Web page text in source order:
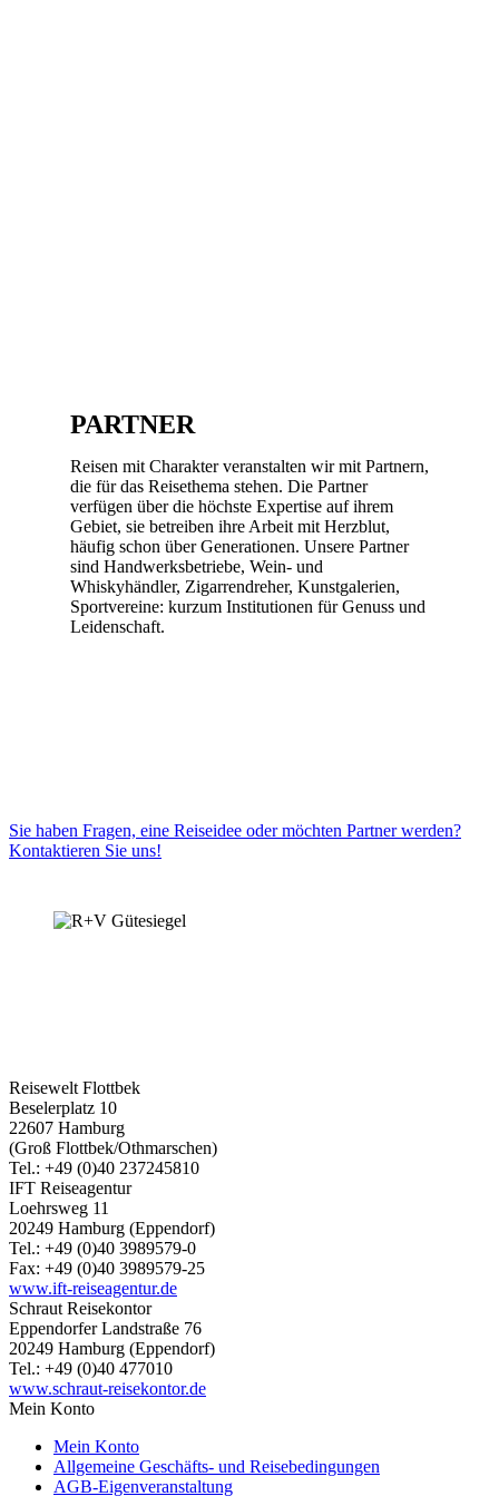
PARTNER
Reisen mit Charakter veranstalten wir mit Partnern,
die für das Reisethema stehen. Die Partner
verfügen über die höchste Expertise auf ihrem
Gebiet, sie betreiben ihre Arbeit mit Herzblut,
häufig schon über Generationen. Unsere Partner
sind Handwerksbetriebe, Wein- und
Whiskyhändler, Zigarrendreher, Kunstgalerien,
Sportvereine: kurzum Institutionen für Genuss und
Leidenschaft.
Sie haben Fragen, eine Reiseidee oder möchten Partner werden?
Kontaktieren Sie uns!
Reisewelt Flottbek
Beselerplatz 10
22607 Hamburg
(Groß Flottbek/Othmarschen)
Tel.: +49 (0)40 237245810
IFT Reiseagentur
Loehrsweg 11
20249 Hamburg (Eppendorf)
Tel.: +49 (0)40 3989579-0
Fax: +49 (0)40 3989579-25
www.ift-reiseagentur.de
Schraut Reisekontor
Eppendorfer Landstraße 76
20249 Hamburg (Eppendorf)
Tel.: +49 (0)40 477010
www.schraut-reisekontor.de
Mein Konto
Mein Konto
Allgemeine Geschäfts- und Reisebedingungen
AGB-Eigenveranstaltung